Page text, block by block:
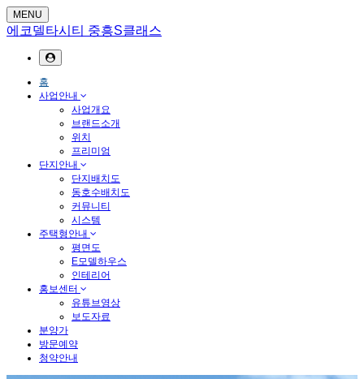
MENU
에코델타시티 중흥S클래스
홈
사업안내
사업개요
브랜드소개
위치
프리미엄
단지안내
단지배치도
동호수배치도
커뮤니티
시스템
주택형안내
평면도
E모델하우스
인테리어
홍보센터
유튜브영상
보도자료
분양가
방문예약
청약안내